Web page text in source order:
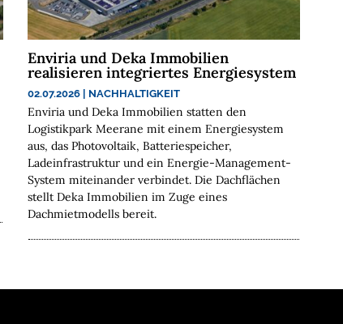
Enviria und Deka Immobilien
realisieren integriertes Energiesystem
02.07.2026 NACHHALTIGKEIT
Enviria und Deka Immobilien statten den
Logistikpark Meerane mit einem Energiesystem
aus, das Photovoltaik, Batteriespeicher,
Ladeinfrastruktur und ein Energie-Management-
System miteinander verbindet. Die Dachflächen
stellt Deka Immobilien im Zuge eines
Dachmietmodells bereit.